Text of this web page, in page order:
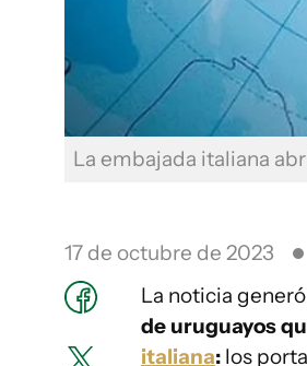
La embajada italiana
17 de octubre de 2023
La noticia
de uruguayos
italiana: los